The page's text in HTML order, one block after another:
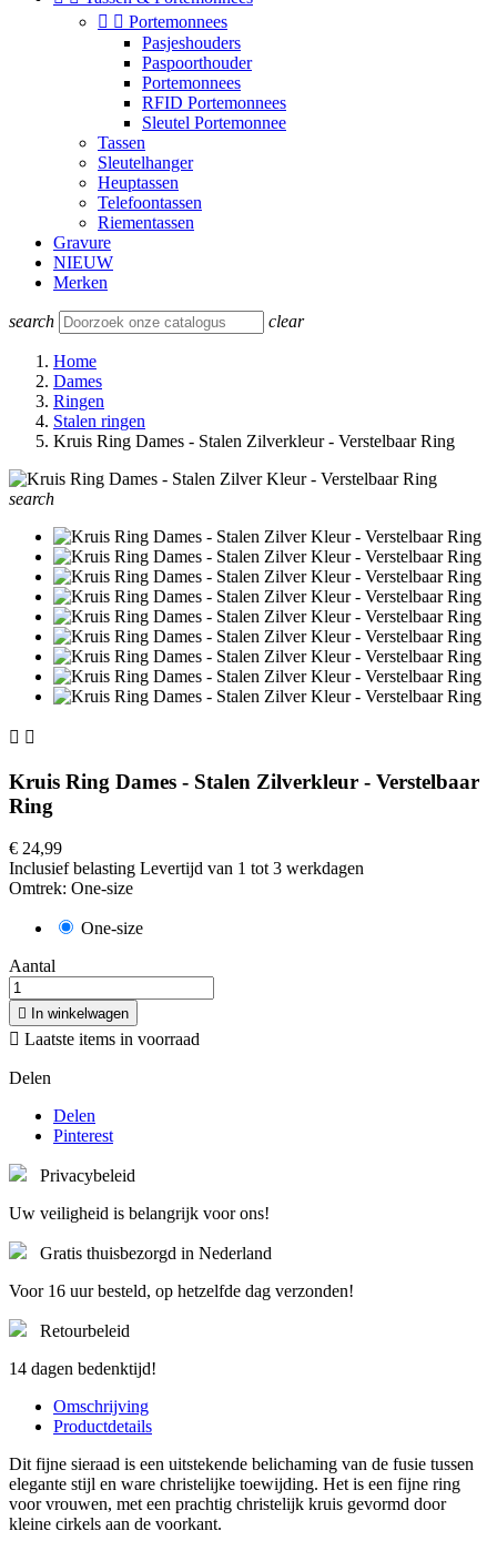
  Portemonnees
Pasjeshouders
Paspoorthouder
Portemonnees
RFID Portemonnees
Sleutel Portemonnee
Tassen
Sleutelhanger
Heuptassen
Telefoontassen
Riementassen
Gravure
NIEUW
Merken
search clear
Home
Dames
Ringen
Stalen ringen
Kruis Ring Dames - Stalen Zilverkleur - Verstelbaar Ring
search
 
Kruis Ring Dames - Stalen Zilverkleur - Verstelbaar
Ring
€ 24,99
Inclusief belasting Levertijd van 1 tot 3 werkdagen
Omtrek: One-size
One-size
Aantal
 In winkelwagen
 Laatste items in voorraad
Delen
Delen
Pinterest
Privacybeleid
Uw veiligheid is belangrijk voor ons!
Gratis thuisbezorgd in Nederland
Voor 16 uur besteld, op hetzelfde dag verzonden!
Retourbeleid
14 dagen bedenktijd!
Omschrijving
Productdetails
Dit fijne sieraad is een uitstekende belichaming van de fusie tussen
elegante stijl en ware christelijke toewijding. Het is een fijne ring
voor vrouwen, met een prachtig christelijk kruis gevormd door
kleine cirkels aan de voorkant.